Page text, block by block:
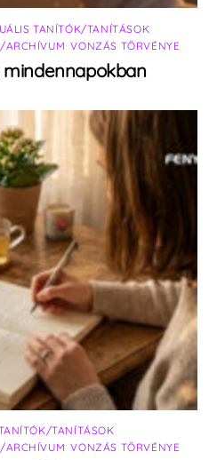
TANÍTÓK/TANÍTÁSOK
ARCHÍVUM ,VONZÁS TÖRVÉNYE
TANÍTÁSOK
ARCHÍVUM ,VONZÁS TÖRVÉNYE